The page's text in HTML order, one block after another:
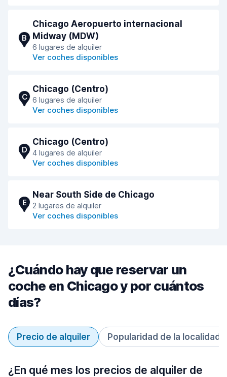
B
Chicago Aeropuerto internacional
Midway (MDW)
6 lugares de alquiler
Ver coches disponibles
C
Chicago (Centro)
6 lugares de alquiler
Ver coches disponibles
D
Chicago (Centro)
4 lugares de alquiler
Ver coches disponibles
E
Near South Side de Chicago
2 lugares de alquiler
Ver coches disponibles
¿Cuándo hay que reservar un
coche en Chicago y por cuántos
días?
Precio de alquiler Popularidad de la localidad
¿En qué mes los precios de alquiler de